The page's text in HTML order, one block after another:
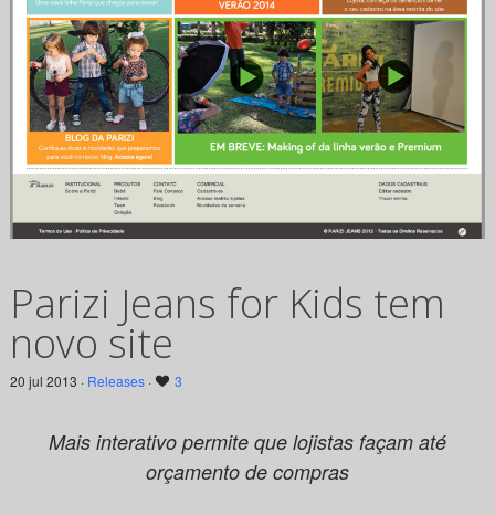
Parizi Jeans for Kids tem
novo site
20 jul 2013 · Releases· 3
Mais interativo permite que lojistas façam até
orçamento de compras